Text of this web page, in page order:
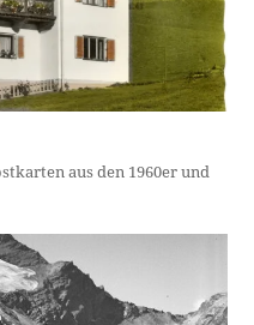
aus den 1960er und